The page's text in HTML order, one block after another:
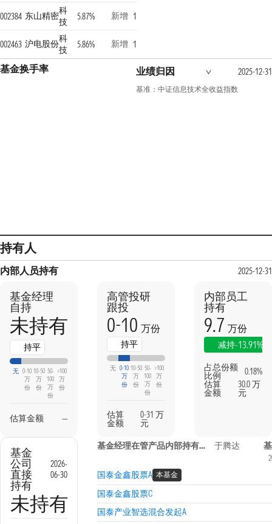
002384 东山精密科
技
5.87% 新增 1
002463 沪电股份科
技
5.86% 新增 1
基金换手率 业绩归因 2025-12-31
基准：中证信息技术全收益指数
持有人
内部人员持有 2025-12-31
基金经理
自持
未持有
持平
无 0-10
万
份
10-50
万
份
50-
100
万
份
>100
万
份
估算金额 —
高管投研
跟投
0-10 万份
持平
无 0-10
万
份
10-50
万
份
50-
100
万
份
>100
万
份
估算
金额
0-31 万
元
内部员工
持有
9.7 万份
减持-13.91%
占总份额
比例
0.18%
估算
金额
30.0 万
元
基金
公司
直接
持有
2026-
06-30
未持有
基金经理在管产品内部持有信息 于腾达
国泰金鑫股票A 本基金
国泰金鑫股票C
国泰产业智选混合发起A